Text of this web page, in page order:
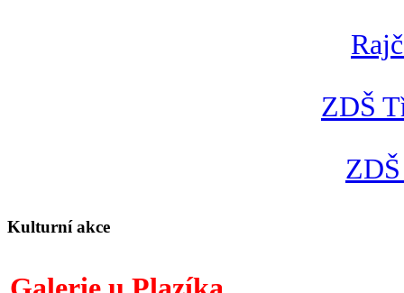
ZDŠ
Kulturní akce